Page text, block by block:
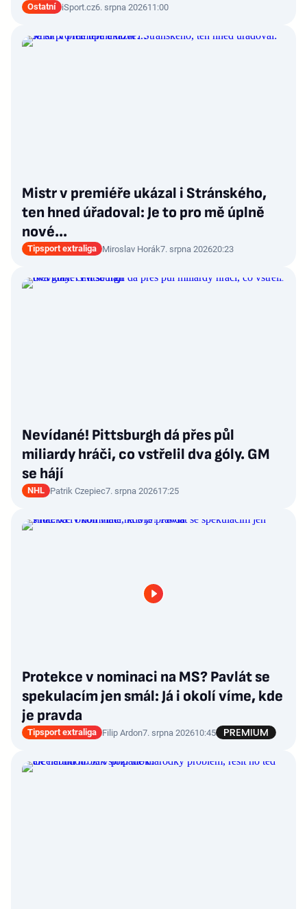
Ostatní iSport.cz6. srpna 202611:00
Mistr v premiéře ukázal i Stránského,
ten hned úřadoval: Je to pro mě úplně
nové…
Tipsport extraliga Miroslav Horák7. srpna 202620:23
Nevídané! Pittsburgh dá přes půl
miliardy hráči, co vstřelil dva góly. GM
se hájí
NHL Patrik Czepiec7. srpna 202617:25
Protekce v nominaci na MS? Pavlát se
spekulacím jen smál: Já i okolí víme, kde
je pravda
Tipsport extraliga Filip Ardon7. srpna 202610:45